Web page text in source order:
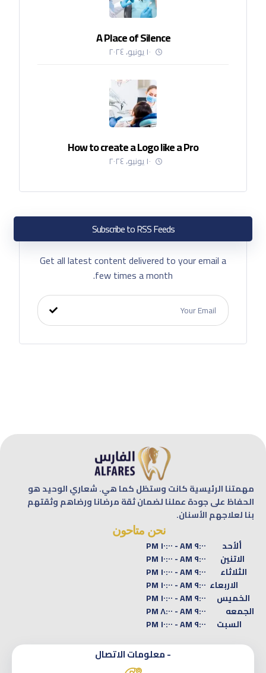
A Place of Silence
١٠ يونيو، ٢٠٢٤
How to create a Logo like a Pro
١٠ يونيو، ٢٠٢٤
Subscribe to RSS Feeds
Get all latest content delivered to your email a
few times a month.
مهمتنا الرئيسية كانت وستظل كما هي. شعاري الوحيد هو
الحفاظ على جودة عملنا لضمان ثقة مرضانا ورضاهم وثقتهم
بنا لعلاجهم الأسنان.
نحن متاحون
ألأحد ٩:٠٠ AM - ١٠:٠٠ PM
الاتنين ٩:٠٠ AM - ١٠:٠٠ PM
الثلاثاء ٩:٠٠ AM - ١٠:٠٠ PM
الاربعاء ٩:٠٠ AM - ١٠:٠٠ PM
الخميس ٩:٠٠ AM - ١٠:٠٠ PM
الجمعه ٩:٠٠ AM - ٨:٠٠ PM
السبت ٩:٠٠ AM - ١٠:٠٠ PM
- معلومات الاتصال